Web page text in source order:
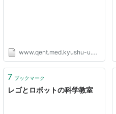
www.qent.med.kyushu-u.ac.jp
7 ブックマーク
レゴとロボットの科学教室